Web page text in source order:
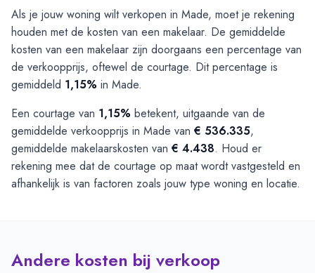
Als je jouw woning wilt verkopen in Made, moet je rekening
houden met de kosten van een makelaar. De gemiddelde
kosten van een makelaar zijn doorgaans een percentage van
de verkoopprijs, oftewel de courtage. Dit percentage is
gemiddeld 1,15% in Made.
Een courtage van 1,15% betekent, uitgaande van de
gemiddelde verkoopprijs in Made van € 536.335,
gemiddelde makelaarskosten van € 4.438. Houd er
rekening mee dat de courtage op maat wordt vastgesteld en
afhankelijk is van factoren zoals jouw type woning en locatie.
Andere kosten bij verkoop